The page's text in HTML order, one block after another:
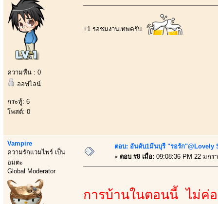
ความหื่น : 0
ออฟไลน์
กระทู้: 6
โพสต์: 0
+1 รอชมงานเทพครับ
Vampire
ความรักแวมไพร์ เป็น
อมตะ
Global Moderator
ตอบ: อันดับ1มีนบุรี "รอรัก"@Lovely
« ตอบ #8 เมื่อ: 09:08:36 PM 22 มกร
การบ้านในตอนนี้ ไม่ค่